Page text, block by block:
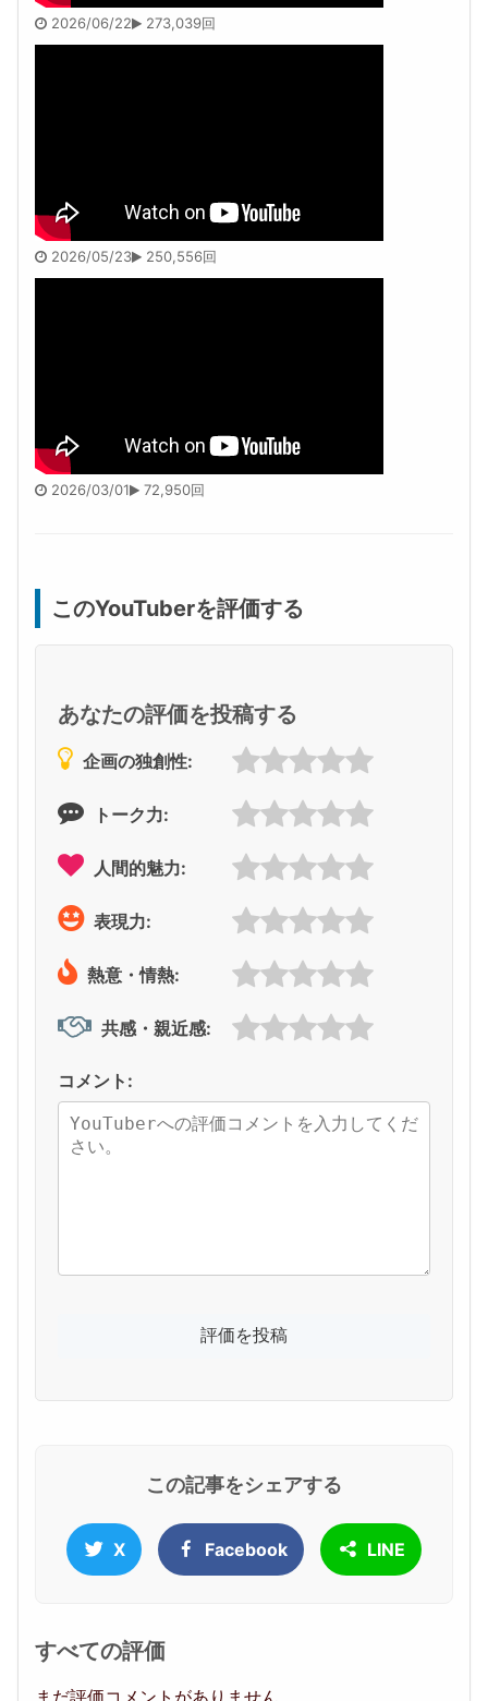
2026/06/22 273,039回
2026/05/23 250,556回
2026/03/01 72,950回
このYouTuberを評価する
あなたの評価を投稿する
企画の独創性:
トーク力:
人間的魅力:
表現力:
熱意・情熱:
共感・親近感:
コメント:
この記事をシェアする
X Facebook LINE
すべての評価
まだ評価コメントがありません。